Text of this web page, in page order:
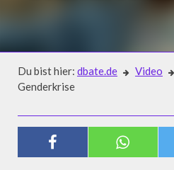
Du bist hier: dbate.de Video
Genderkrise
TARIK TESFU IN DER
GENDERKRISE